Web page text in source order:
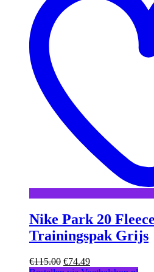
Nike Park 20
Trainingspak Grijs
€115.00 Oorspronkelijke
€74.49Huidige